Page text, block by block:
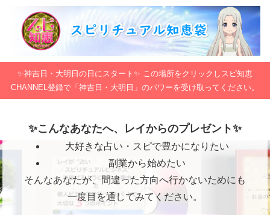
✨神吉日・大明日の日にスタート✨ この場所をクリックしスピ知恵
CHANNEL登録で「神吉日・大明日」のパワーを受け取ってください。
✨こんなあなたへ、レイからのプレゼント✨
大好きな占い・スピで豊かになりたい
副業から始めたい
そんなあなたが、間違った方向へ行かないためにも
一度目を通してみてください。